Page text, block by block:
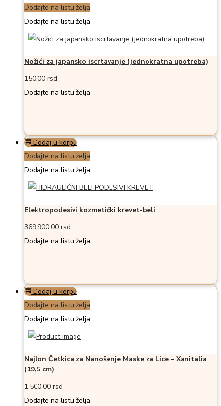
Dodajte na listu želja
Dodajte na listu želja
Nožići za japansko iscrtavanje (jednokratna upotreba)
150,00 rsd
Dodajte na listu želja
Dodaj u korpu
Dodajte na listu želja
Dodajte na listu želja
Elektropodesivi kozmetički krevet-beli
369.900,00 rsd
Dodajte na listu želja
Dodaj u korpu
Dodajte na listu želja
Dodajte na listu želja
Najlon Četkica za Nanošenje Maske za Lice – Xanitalia
(19,5 cm)
1.500,00 rsd
Dodajte na listu želja